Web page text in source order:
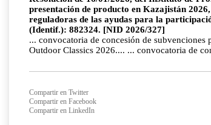
presentación de producto en Kazajistán
reguladoras de las ayudas para la
(Identif.): 882324. [NID 2026/327]
... convocatoria de concesión de
Outdoor Classics 2026.... ... convocatoria de
Compartir en Twitter
Compartir en Facebook
Compartir en LinkedIn